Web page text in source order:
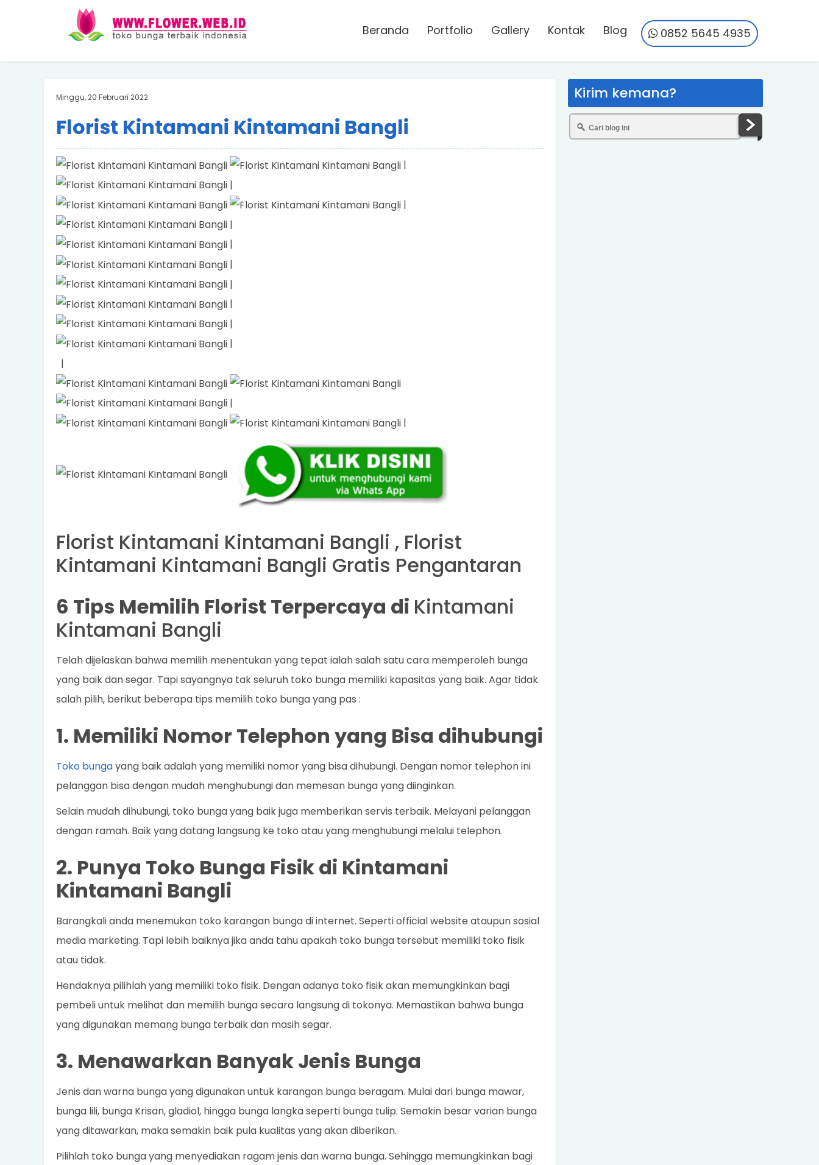
Beranda Portfolio Gallery Kontak Blog 0852 5645 4935
Minggu, 20 Februari 2022
Florist Kintamani Kintamani Bangli
|
|
|
|
|
|
|
|
|
|
|
|
|
Florist Kintamani Kintamani Bangli , Florist
Kintamani Kintamani Bangli Gratis Pengantaran
6 Tips Memilih Florist Terpercaya di Kintamani
Kintamani Bangli
Telah dijelaskan bahwa memilih menentukan yang tepat ialah salah satu cara memperoleh bunga
yang baik dan segar. Tapi sayangnya tak seluruh toko bunga memiliki kapasitas yang baik. Agar tidak
salah pilih, berikut beberapa tips memilih toko bunga yang pas :
1. Memiliki Nomor Telephon yang Bisa dihubungi
Toko bungayang baik adalah yang memiliki nomor yang bisa dihubungi. Dengan nomor telephon ini
pelanggan bisa dengan mudah menghubungi dan memesan bunga yang diinginkan.
Selain mudah dihubungi, toko bunga yang baik juga memberikan servis terbaik. Melayani pelanggan
dengan ramah. Baik yang datang langsung ke toko atau yang menghubungi melalui telephon.
2. Punya Toko Bunga Fisik di Kintamani
Kintamani Bangli
Barangkali anda menemukan toko karangan bunga di internet. Seperti official website ataupun sosial
media marketing. Tapi lebih baiknya jika anda tahu apakah toko bunga tersebut memiliki toko fisik
atau tidak.
Hendaknya pilihlah yang memiliki toko fisik. Dengan adanya toko fisik akan memungkinkan bagi
pembeli untuk melihat dan memilih bunga secara langsung di tokonya. Memastikan bahwa bunga
yang digunakan memang bunga terbaik dan masih segar.
3. Menawarkan Banyak Jenis Bunga
Jenis dan warna bunga yang digunakan untuk karangan bunga beragam. Mulai dari bunga mawar,
bunga lili, bunga Krisan, gladiol, hingga bunga langka seperti bunga tulip. Semakin besar varian bunga
yang ditawarkan, maka semakin baik pula kualitas yang akan diberikan.
Pilihlah toko bunga yang menyediakan ragam jenis dan warna bunga. Sehingga memungkinkan bagi
Kirim kemana?